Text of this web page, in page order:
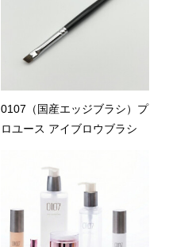
0107（国産エッジブラシ）プ
ロユース アイブロウブラシ